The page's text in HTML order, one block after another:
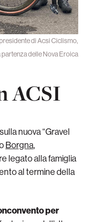
di Acsi Ciclismo,
delle Nova Eroica
ACSI
nuova “Gravel
Borgna,
legato alla famiglia
al termine della
per